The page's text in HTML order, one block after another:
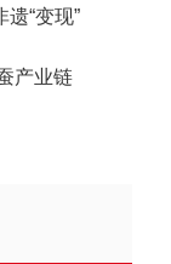
遗“变现”
产业链